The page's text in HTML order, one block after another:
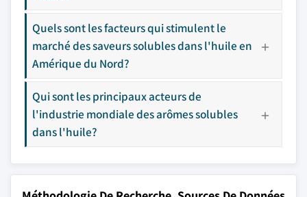
Quels sont les facteurs qui stimulent le
marché des saveurs solubles dans l'huile en
Amérique du Nord?
Qui sont les principaux acteurs de
l'industrie mondiale des arômes solubles
dans l'huile?